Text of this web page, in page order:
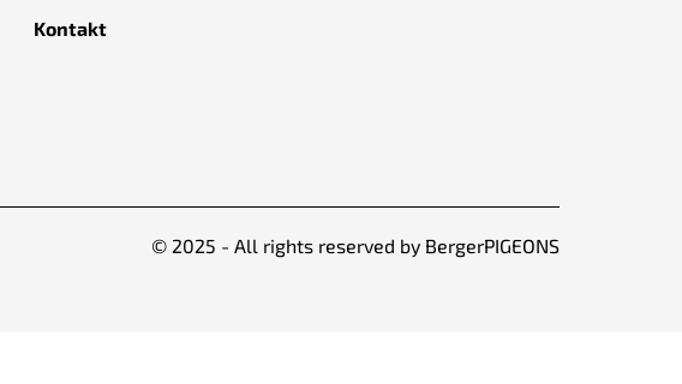
Kontakt
© 2025 - All rights reserved by BergerPIGEONS